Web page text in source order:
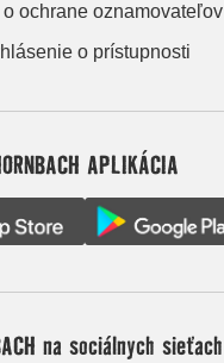
ochrane oznamovateľov
o prístupnosti
APLIKÁCIA
na sociálnych sieťach